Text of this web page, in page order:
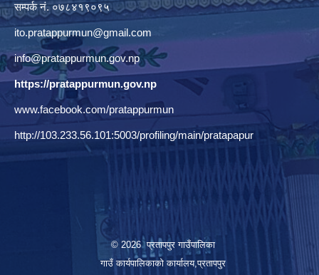
सम्पर्क नं. ०७८४१९०९५
ito.pratappurmun@gmail.com
info@pratappurmun.gov.np
https://pratappurmun.gov.np
www.facebook.com/pratappurmun
http://103.233.56.101:5003/profiling/main/pratapapur
© 2026 प्रतापपुर गाउँपालिका
गाउँ कार्यपालिकाको कार्यालय,प्रतापपुर